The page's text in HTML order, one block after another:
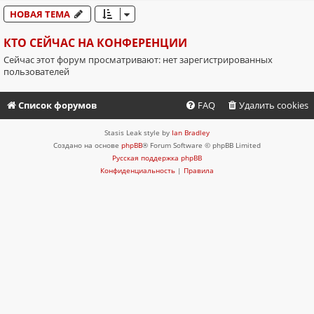
НОВАЯ ТЕМА
КТО СЕЙЧАС НА КОНФЕРЕНЦИИ
Сейчас этот форум просматривают: нет зарегистрированных
пользователей
Список форумов Удалить cookies
FAQ
Stasis Leak style by Ian Bradley
Создано на основе phpBB® Forum Software © phpBB Limited
Русская поддержка phpBB
Конфиденциальность | Правила